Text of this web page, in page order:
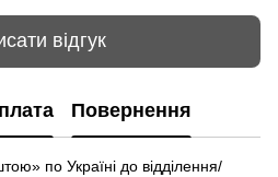
відгук
Повернення
по Україні до відділення/